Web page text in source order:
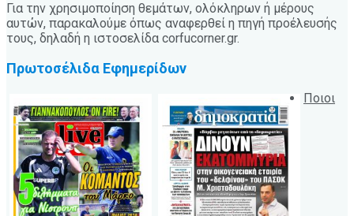
Για την χρησιμοποίηση θεμάτων, ολόκληρων ή μέρους
αυτών, παρακαλούμε όπως αναφερθεί η πηγή προέλευσής
τους, δηλαδή η ιστοσελίδα corfucorner.gr.
Πρωτοσέλιδα Εφημερίδων
Ποιοι